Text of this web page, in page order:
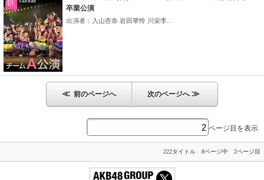
卒業公演
出演者：入山杏奈 岩田華怜 川栄李...
≪ 前のページへ 次のページへ≫
ページ目を表示
222タイトル 8ページ中 2ページ目